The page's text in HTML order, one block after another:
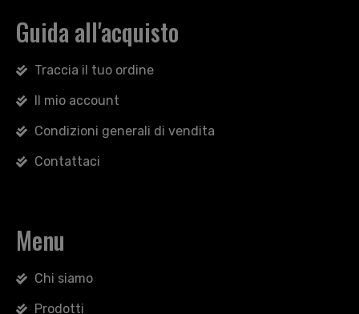
Guida all'acquisto
Traccia il tuo ordine
Il mio account
Condizioni generali di vendita
Contattaci
Menu
Chi siamo
Prodotti